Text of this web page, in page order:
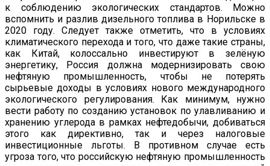
к соблюдению экологических стандартов. Можно
вспомнить и разлив дизельного топлива в Норильске в
2020 году. Следует также отметить, что в условиях
климатического перехода и того, что даже такие страны,
как Китай, колоссально инвестируют в зелёную
энергетику, Россия должна модернизировать свою
нефтяную промышленность, чтобы не потерять
сырьевые доходы в условиях нового международного
экологического регулирования. Как минимум, нужно
вести работу по созданию установок по улавливанию и
хранению углерода в рамках нефтедобычи, добиваться
этого как директивно, так и через налоговые
инвестиционные льготы. В противном случае есть
угроза того, что российскую нефтяную промышленность